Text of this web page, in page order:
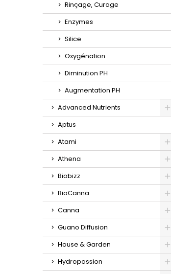
Rinçage, Curage
Enzymes
Silice
Oxygénation
Diminution PH
Augmentation PH
Advanced Nutrients
Aptus
Atami
Athena
Biobizz
BioCanna
Canna
Guano Diffusion
House & Garden
Hydropassion